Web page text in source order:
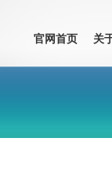
官网首页 关